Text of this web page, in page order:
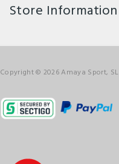
Store Information
Copyright © 2026 Amaya Sport, SL